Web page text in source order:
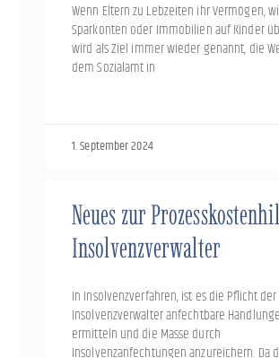
Wenn Eltern zu Lebzeiten ihr Vermögen,
Sparkonten oder Immobilien auf Kinder
wird als Ziel immer wieder genannt, die
dem Sozialamt in
1. September 2024
Neues zur
Insolvenzverwalter
In Insolvenzverfahren, ist es die Pflicht der
Insolvenzverwalter anfechtbare
ermitteln und die Masse durch
Insolvenzanfechtungen anzureichern. Da